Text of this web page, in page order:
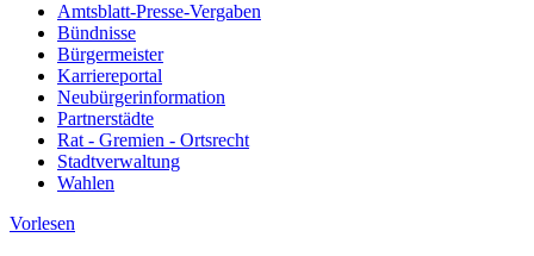
Amtsblatt-Presse-Vergaben
Bündnisse
Bürgermeister
Karriereportal
Neubürgerinformation
Partnerstädte
Rat - Gremien - Ortsrecht
Stadtverwaltung
Wahlen
Vorlesen